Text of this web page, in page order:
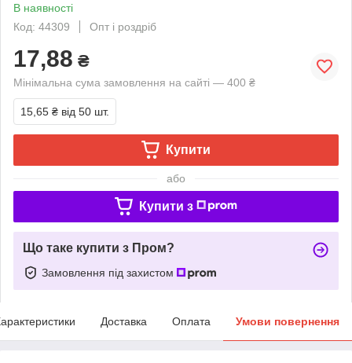
В наявності
Код: 44309
Опт і роздріб
17,88 ₴
Мінімальна сума замовлення на сайті — 400 ₴
15,65 ₴ від 50 шт.
Купити
або
Купити з
Що таке купити з Пром?
Замовлення під захистом
Доставка Оплата Умови повернення